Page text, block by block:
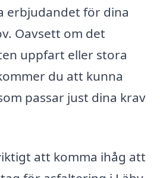
erbjudandet för dina
Oavsett om det
uppfart eller stora
du att kunna
passar just dina krav
att komma ihåg att